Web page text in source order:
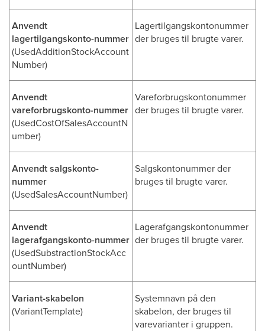
Anvendt
lagertilgangskonto-nummer
(UsedAdditionStockAccount
Number)
Lagertilgangskontonummer
der bruges til brugte varer.
Anvendt
vareforbrugskonto-nummer
(UsedCostOfSalesAccountN
umber)
Vareforbrugskontonummer
der bruges til brugte varer.
Anvendt salgskonto-
nummer
(UsedSalesAccountNumber)
Salgskontonummer der
bruges til brugte varer.
Anvendt
lagerafgangskonto-nummer
(UsedSubstractionStockAcc
ountNumber)
Lagerafgangskontonummer
der bruges til brugte varer.
Variant-skabelon
(VariantTemplate)
Systemnavn på den
skabelon, der bruges til
varevarianter i gruppen.